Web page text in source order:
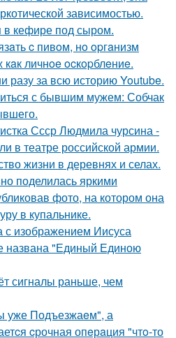
зависимостью.
в кефире под сыром.
c пивoм, нo opгaнизм
личнoe ocкopблeниe.
разу за всю историю Youtube.
с бывшим мужем: Собчак
Ссср Людмила чурсина -
в театре российской армии.
жизни в деревнях и селах.
поделилась яркими
фото, на котором она
в купальнике.
с изображением Иисуса
названа "Единый Единою
сигналы раньше, чем
уже Подъезжаeм", а
cрочная опeрaция "чтo-то